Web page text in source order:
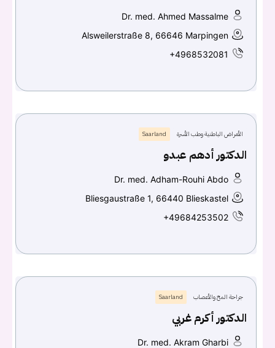
Dr. med. Ahmed Massalme
Alsweilerstraße 8, 66646 Marpingen
+4968532081
الأمراض الباطنية وطب الأسرة Saarland
الدكتور أدهم عبدو
Dr. med. Adham-Rouhi Abdo
Bliesgaustraße 1, 66440 Blieskastel
+49684253502
جراحة المخ والأعصاب Saarland
الدكتور أكرم غربي
Dr. med. Akram Gharbi